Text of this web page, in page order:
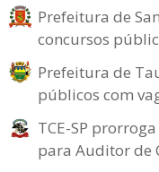
Prefeitura de
concursos
Prefeitura de
públicos com
TCE-SP
para Auditor de